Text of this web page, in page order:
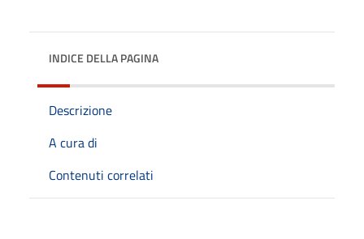
INDICE DELLA PAGINA
Descrizione
A cura di
Contenuti correlati